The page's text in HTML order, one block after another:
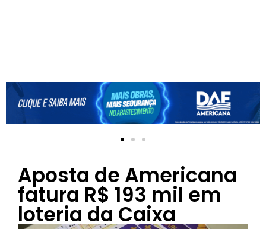
Aposta de Americana
fatura R$ 193 mil em
loteria da Caixa